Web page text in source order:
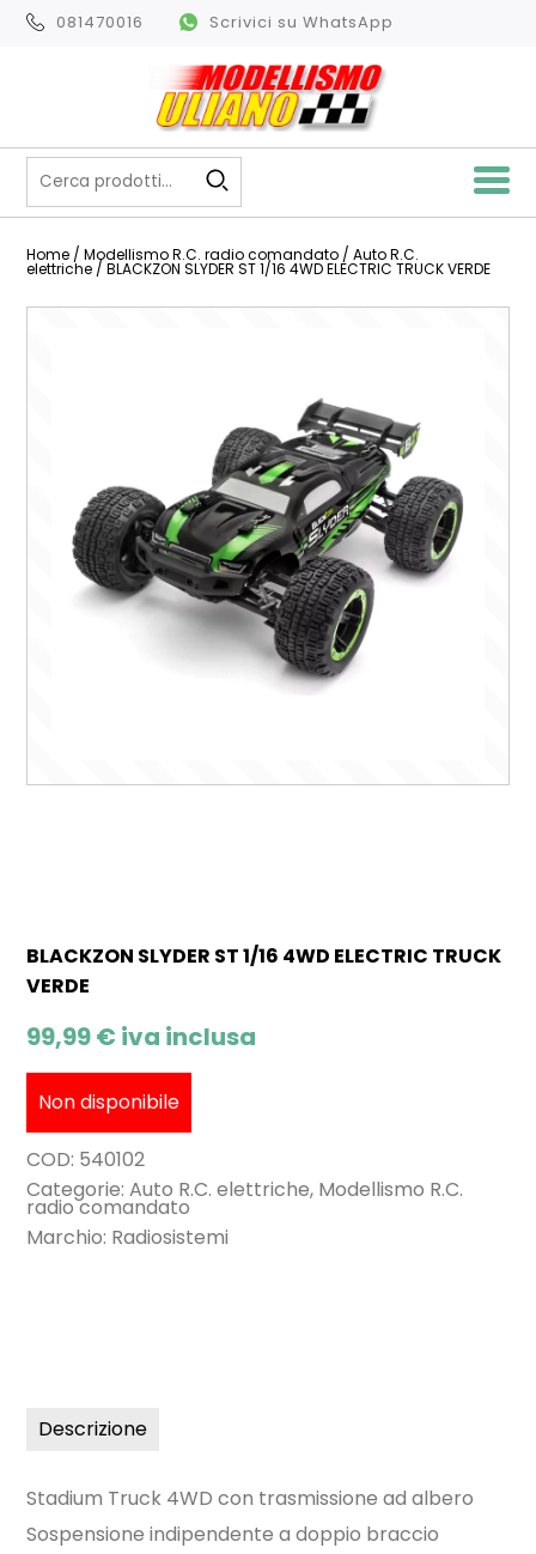
081470016 Scrivici su WhatsApp
Home /Modellismo R.C. radio comandato /Auto R.C.
elettriche / BLACKZON SLYDER ST 1/16 4WD ELECTRIC TRUCK VERDE
BLACKZON SLYDER ST 1/16 4WD ELECTRIC TRUCK
VERDE
99,99€ iva inclusa
Non disponibile
COD: 540102
Categorie:Auto R.C. elettriche, Modellismo R.C.
radio comandato
Marchio: Radiosistemi
Descrizione
Stadium Truck 4WD con trasmissione ad albero
Sospensione indipendente a doppio braccio